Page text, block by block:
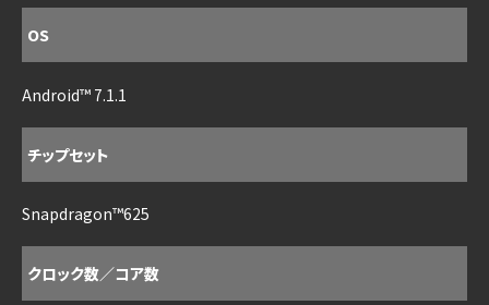
OS
Android™ 7.1.1
チップセット
Snapdragon™625
クロック数／コア数